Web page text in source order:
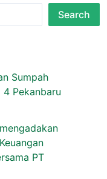
Search
Sumpah
4 Pekanbaru
PT